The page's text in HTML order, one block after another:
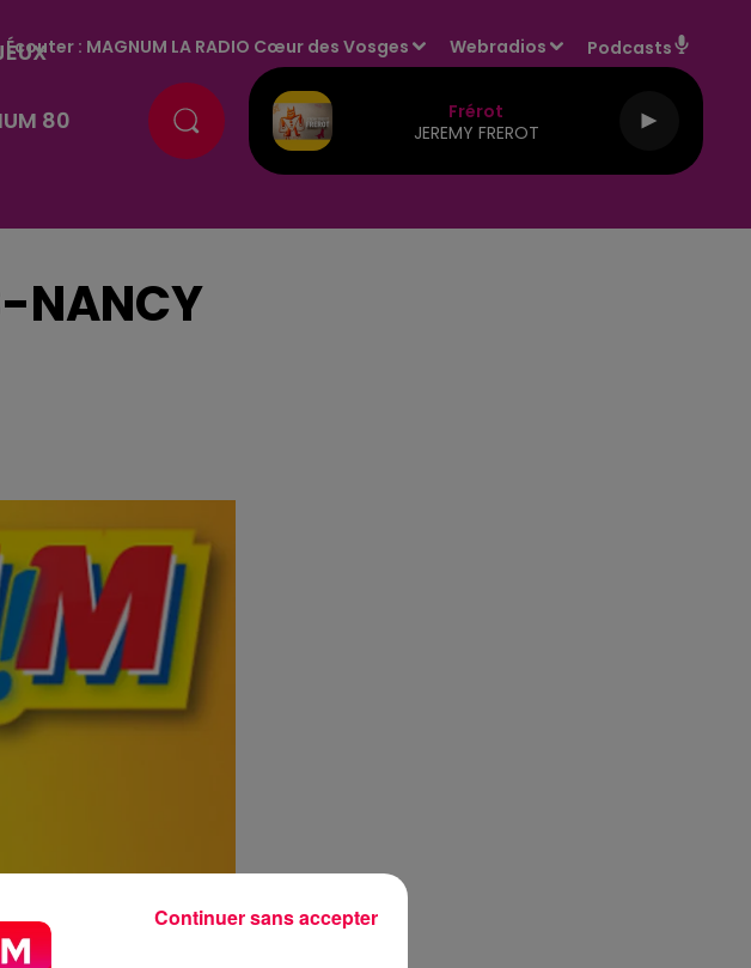
80
Écouter : MAGNUM LA RADIO Cœur des Vosges Webradios Podcasts
Frérot
JEREMY FREROT
NANCY
Continuer sans accepter